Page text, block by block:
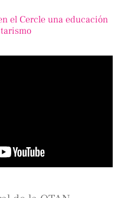
el Cercle una educación